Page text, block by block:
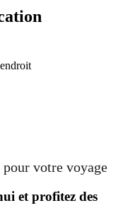
votre voyage
et profitez des